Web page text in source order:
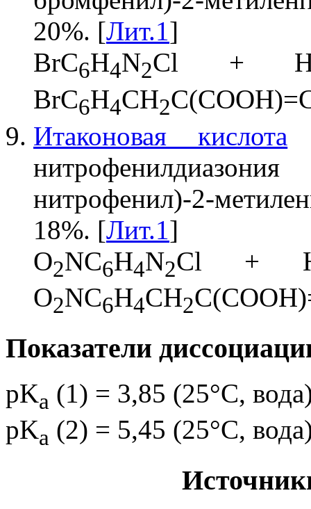
20%. [Лит.1]
BrC6H4N2Cl +
BrC6H4CH2
Итаконовая кислота
нитрофенил)-2-
18%. [Лит.1 ]
O2NC6H4N2Cl +
O2NC6H4CH2
Показатели
pKa (1) = 3,85 (25°C,
pKa (2) = 5,45 (25°C,